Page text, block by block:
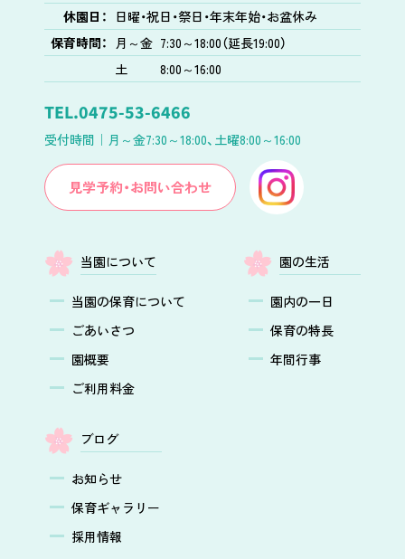
休園日： 日曜・祝日・祭日・年末年始・お盆休み
保育時間：
月～金 7:30～18:00（延長19:00）
土
8:00～16:00
TEL.0475-53-6466
受付時間｜ 月～金7:30～18:00、土曜8:00～16:00
見学予約・お問い合わせ
当園について
当園の保育について
ごあいさつ
園概要
ご利用料金
園の生活
園内の一日
保育の特長
年間行事
ブログ
お知らせ
保育ギャラリー
採用情報